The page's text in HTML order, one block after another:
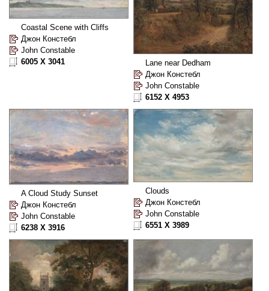
Coastal Scene with Cliffs
Джон Констебл
John Constable
6005 X 3041
Lane near Dedham
Джон Констебл
John Constable
6152 X 4953
A Cloud Study Sunset
Джон Констебл
John Constable
6238 X 3916
Clouds
Джон Констебл
John Constable
6551 X 3989